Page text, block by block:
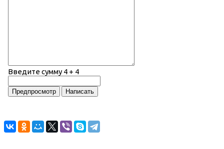
Введите сумму 4 + 4